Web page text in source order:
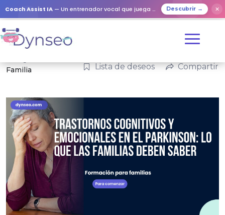
Coach Assist IA — Un entrenador vocal que juega con tus seres queridos Descubrir → ✕
Familia
Lista de deseos Compartir